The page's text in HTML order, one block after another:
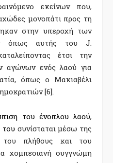
εκείνων που,
μονοπάτι προς τη
στην υπεροχή των
όπως αυτής του J.
έτσι την
αγώνων ενός λαού για
όπως ο Μακιαβέλι
[6].
του ένοπλου λαού,
τουσυνίσταται μέσω της
του πλήθους και του
χομπεσιανή συγγνώμη